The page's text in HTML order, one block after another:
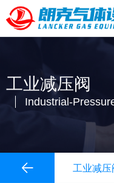
工业减压阀
Industrial-
工业减压